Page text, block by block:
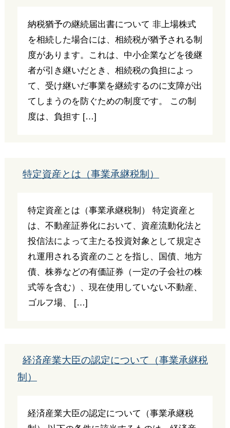
納税猶予の継続届出書について 非上場株式
を相続した場合には、相続税が猶予される制
度があります。これは、中小企業などを後継
者が引き継いだとき、相続税の負担によっ
て、受け継いだ事業を継続するのに支障が出
てしまうのを防ぐための制度です。 この制
度は、負担す […]
特定資産とは（事業承継税制）
特定資産とは（事業承継税制） 特定資産と
は、不動産証券化において、資産流動化法と
投信法によって主たる投資対象として規定さ
れ運用される資産のことを指し、国債、地方
債、株券などの有価証券（一定の子会社の株
式等を含む）、現在使用していない不動産、
ゴルフ場、 […]
経済産業大臣の認定について（事業承継税
制）
経済産業大臣の認定について（事業承継税